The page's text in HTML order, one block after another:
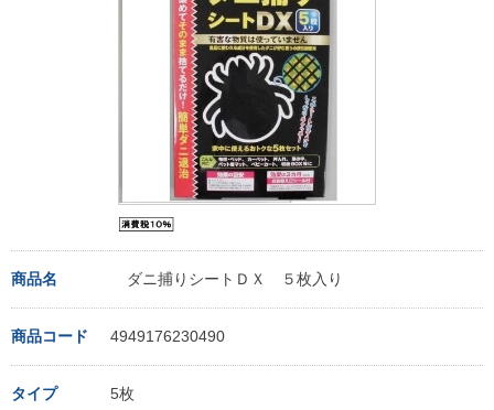
商品名 ダニ捕りシートＤＸ ５枚入り
商品コード 4949176230490
タイプ 5枚